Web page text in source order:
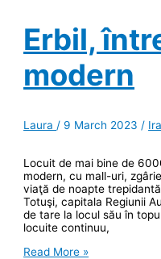
Saddam
Hussein
Erbil,
modern
Laura / 9 March 2023 /
Locuit de mai bine de
modern, cu mall-uri,
viaţă de noapte
Totuşi, capitala Regiunii
de tare la locul său în
locuite continuu,
Erbil,
Read More »